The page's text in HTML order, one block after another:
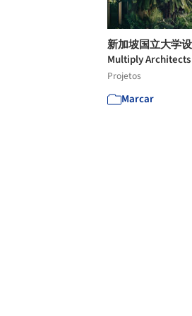
新加坡国立大学
Multiply Architects
Projetos
Marcar